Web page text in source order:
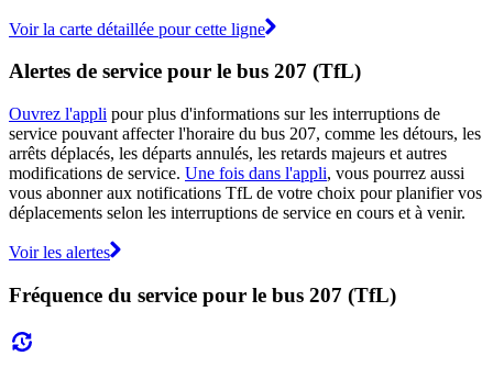
Voir la carte détaillée pour cette ligne
Alertes de service pour le bus 207 (TfL)
Ouvrez l'appli pour plus d'informations sur les interruptions de
service pouvant affecter l'horaire du bus 207, comme les détours, les
arrêts déplacés, les départs annulés, les retards majeurs et autres
modifications de service. Une fois dans l'appli, vous pourrez aussi
vous abonner aux notifications TfL de votre choix pour planifier vos
déplacements selon les interruptions de service en cours et à venir.
Voir les alertes
Fréquence du service pour le bus 207 (TfL)